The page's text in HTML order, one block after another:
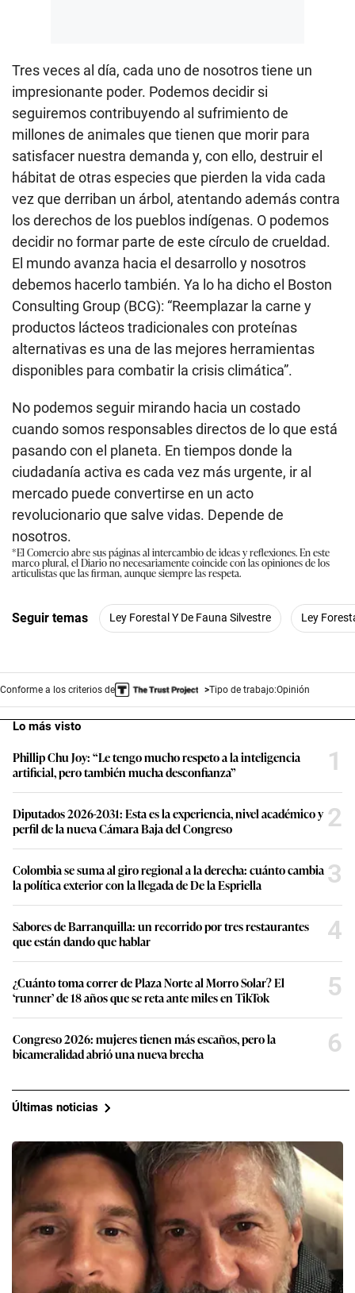
Tres veces al día, cada uno de nosotros tiene un
impresionante poder. Podemos decidir si
seguiremos contribuyendo al sufrimiento de
millones de animales que tienen que morir para
satisfacer nuestra demanda y, con ello, destruir el
hábitat de otras especies que pierden la vida cada
vez que derriban un árbol, atentando además contra
los derechos de los pueblos indígenas. O podemos
decidir no formar parte de este círculo de crueldad.
El mundo avanza hacia el desarrollo y nosotros
debemos hacerlo también. Ya lo ha dicho el Boston
Consulting Group (BCG): “Reemplazar la carne y
productos lácteos tradicionales con proteínas
alternativas es una de las mejores herramientas
disponibles para combatir la crisis climática”.
No podemos seguir mirando hacia un costado
cuando somos responsables directos de lo que está
pasando con el planeta. En tiempos donde la
ciudadanía activa es cada vez más urgente, ir al
mercado puede convertirse en un acto
revolucionario que salve vidas. Depende de
nosotros.
*El Comercio abre sus páginas al intercambio de ideas y reflexiones. En este
marco plural, el Diario no necesariamente coincide con las opiniones de los
articulistas que las firman, aunque siempre las respeta.
Seguir temas Ley Forestal Y De Fauna Silvestre Ley
Conforme a los criterios de Tipo de trabajo:Opinión
Lo más visto
Phillip Chu Joy: “Le tengo mucho respeto a la inteligencia
artificial, pero también mucha desconfianza”
1
Diputados 2026-2031: Esta es la experiencia, nivel académico y
perfil de la nueva Cámara Baja del Congreso
2
Colombia se suma al giro regional a la derecha: cuánto cambia
la política exterior con la llegada de De la Espriella
3
Sabores de Barranquilla: un recorrido por tres restaurantes
que están dando que hablar
4
¿Cuánto toma correr de Plaza Norte al Morro Solar? El
‘runner’ de 18 años que se reta ante miles en TikTok
5
Congreso 2026: mujeres tienen más escaños, pero la
bicameralidad abrió una nueva brecha
6
Últimas noticias